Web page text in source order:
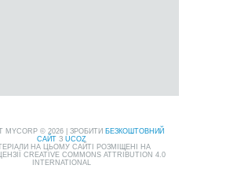
MYCORP © 2026| ЗРОБИТИ БЕЗКОШТОВНИЙ
САЙТЗ UCOZ
НА ЦЬОМУ САЙТІ РОЗМІЩЕНІ НА
CREATIVE COMMONS ATTRIBUTION 4.0
INTERNATIONAL